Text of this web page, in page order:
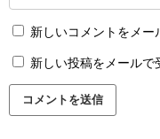
新しいコメントをメー
新しい投稿をメールで